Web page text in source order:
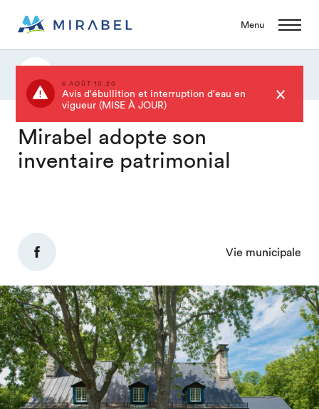
Menu
6 AOÛT 10:20
Avis d'ébullition et interruption d'eau en
vigueur (MISE À JOUR)
Mirabel adopte son
inventaire patrimonial
Vie municipale